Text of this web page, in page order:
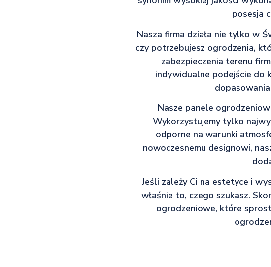
posesja
Nasza firma działa nie tylko w
czy potrzebujesz ogrodzenia,
zabezpieczenia terenu
indywidualne podejście do
Nasze panele
Wykorzystujemy tylko
odporne na warunki
nowoczesnemu designowi,
Jeśli zależy Ci na estetyce i
właśnie to, czego szukasz.
ogrodzeniowe, które